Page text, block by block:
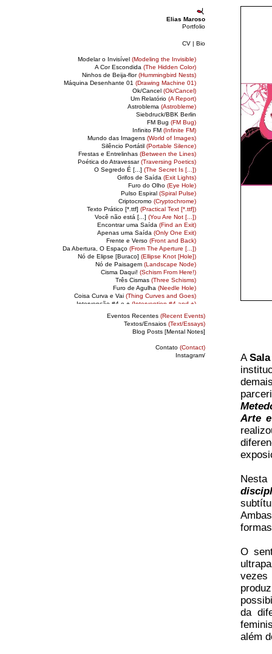
Elias Maroso
Portfolio
CV|Bio
Modelar o Invisível(Modeling the Invisible)
A Cor Escondida(The Hidden Color)
Ninhos de Beija-flor(Hummingbird Nests)
Máquina Desenhante 01(Drawing Machine 01)
Ok/Cancel(Ok/Cancel)
Um Relatório(A Report)
Astroblema(Astrobleme)
Siebdruck/BBK Berlin
FM Bug(FM Bug)
Infinito FM(Infinite FM)
Mundo das Imagens (World of Images)
Silêncio Portátil(Portable Silence)
Frestas e Entrelinhas(Between the Lines)
Poética do Atravessar(Traversing Poetics)
O Segredo É [...](The Secret Is [...])
Grifos de Saída (Exit Lights)
Furo do Olho(Eye Hole)
Pulso Espiral(Spiral Pulse)
Criptocromo(Cryptochrome)
Texto Prático [*.ttf](Practical Text [*.ttf])
Você não está [...](You Are Not [...])
Encontrar uma Saída(Find an Exit)
Apenas uma Saída(Only One Exit)
Frente e Verso(Front and Back)
Da Abertura, O Espaço(From The Aperture [...])
Nó de Elipse [Buraco](Ellipse Knot [Hole])
Nó de Paisagem (Landscape Node)
Cisma Daqui! (Schism From Here!)
Três Cismas(Three Schisms)
Furo de Agulha (Needle Hole)
Coisa Curva e Vai(Thing Curves and Goes)
Intervenção #4 e +(Intervention #4 and +)
Entulho e Permanência(Rubble and Permanence)
Sala Dobradiça(Folding Room)
Múltiplo Sala D.(FR Multiple)
(FR 0.5 Object)
(Support Space)
Eventos Recentes(Recent Events)
Textos/Ensaios (Text/Essays)
Blog Posts [Mental Notes]
Contato(Contact)
Instagram/
A
Arte
O
da
além